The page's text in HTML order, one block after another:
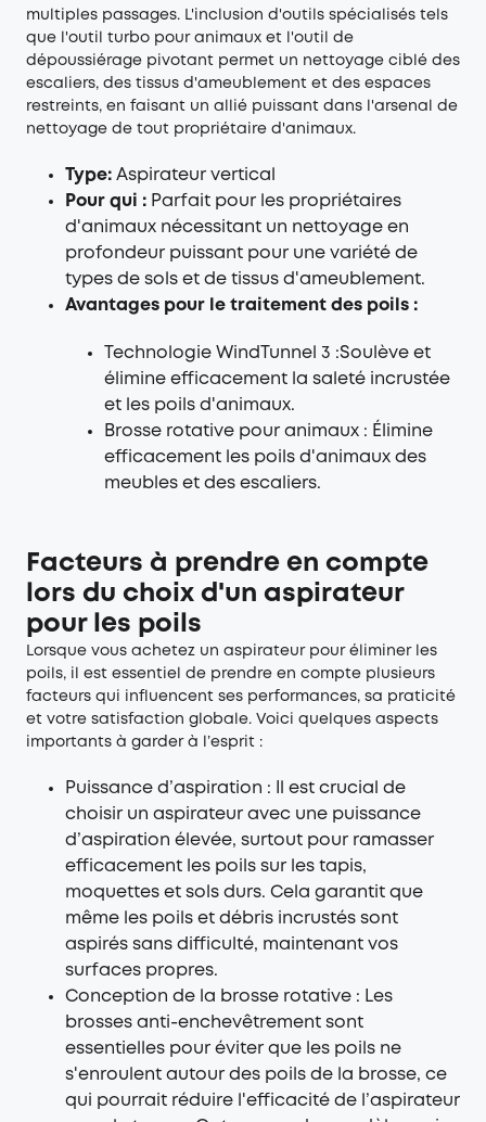
multiples passages. L'inclusion d'outils spécialisés tels
que l'outil turbo pour animaux et l'outil de
dépoussiérage pivotant permet un nettoyage ciblé des
escaliers, des tissus d'ameublement et des espaces
restreints, en faisant un allié puissant dans l'arsenal de
nettoyage de tout propriétaire d'animaux.
Type: Aspirateur vertical
Pour qui : Parfait pour les propriétaires
d'animaux nécessitant un nettoyage en
profondeur puissant pour une variété de
types de sols et de tissus d'ameublement.
Avantages pour le traitement des poils :
Technologie WindTunnel 3 :Soulève et
élimine efficacement la saleté incrustée
et les poils d'animaux.
Brosse rotative pour animaux : Élimine
efficacement les poils d'animaux des
meubles et des escaliers.
Facteurs à prendre en compte
lors du choix d'un aspirateur
pour les poils
Lorsque vous achetez un aspirateur pour éliminer les
poils, il est essentiel de prendre en compte plusieurs
facteurs qui influencent ses performances, sa praticité
et votre satisfaction globale. Voici quelques aspects
importants à garder à l’esprit :
Puissance d’aspiration : Il est crucial de
choisir un aspirateur avec une puissance
d’aspiration élevée, surtout pour ramasser
efficacement les poils sur les tapis,
moquettes et sols durs. Cela garantit que
même les poils et débris incrustés sont
aspirés sans difficulté, maintenant vos
surfaces propres.
Conception de la brosse rotative : Les
brosses anti-enchevêtrement sont
essentielles pour éviter que les poils ne
s'enroulent autour des poils de la brosse, ce
qui pourrait réduire l'efficacité de l’aspirateur